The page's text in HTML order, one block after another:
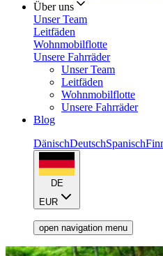
Über uns
Unser Team
Leitfäden
Wohnmobilflotte
Unsere Fahrräder
Unser Team
Leitfäden
Wohnmobilflotte
Unsere Fahrräder
Blog
DänischDeutschSpanisch
DE
EUR
open navigation menu